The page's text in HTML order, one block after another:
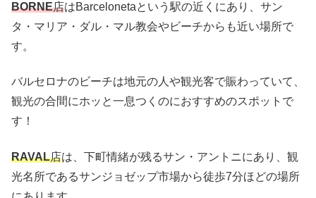
BORNE店はBarcelonetaという駅の近くにあり、サン
タ・マリア・ダル・マル教会やビーチからも近い場所で
す。
バルセロナのビーチは地元の人や観光客で賑わっていて、
観光の合間にホッと一息つくのにおすすめのスポットで
す！
RAVAL店は、下町情緒が残るサン・アントニにあり、観
光名所であるサンジョゼップ市場から徒歩7分ほどの場所